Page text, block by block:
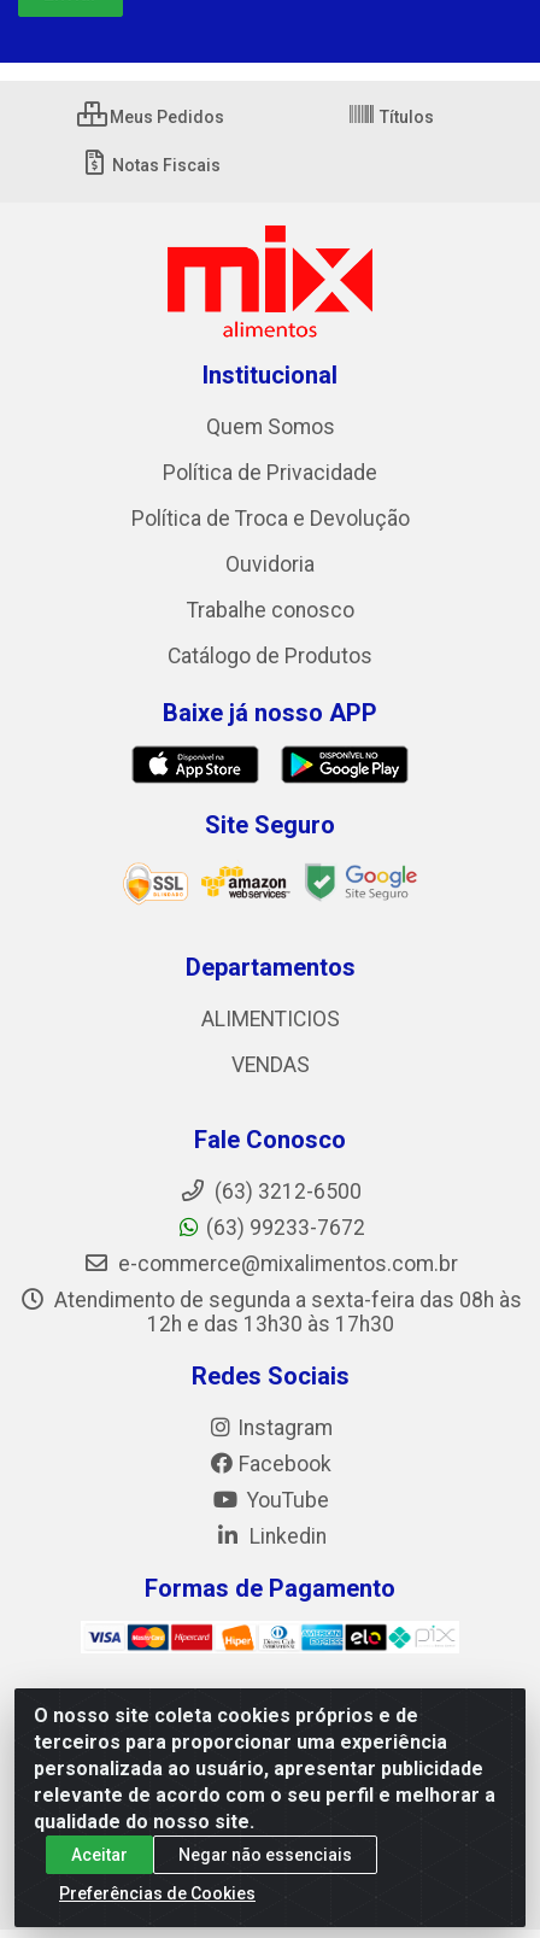
O nosso site coleta cookies próprios e de
terceiros para proporcionar uma experiência
personalizada ao usuário, apresentar publicidade
relevante de acordo com o seu perfil e melhorar a
qualidade do nosso site.
Aceitar
Negar não essenciais
Preferências de Cookies
Meus Pedidos Títulos
Notas Fiscais
Institucional
Quem Somos
Política de Privacidade
Política de Troca e Devolução
Ouvidoria
Trabalhe conosco
Catálogo de Produtos
Baixe já nosso APP
Site Seguro
Departamentos
ALIMENTICIOS
VENDAS
Fale Conosco
(63) 3212-6500
(63) 99233-7672
e-commerce@mixalimentos.com.br
Atendimento de segunda a sexta-feira das 08h às
12h e das 13h30 às 17h30
Redes Sociais
Instagram
Facebook
YouTube
Linkedin
Formas de Pagamento
Mix Alimentos LTDA - Quadra Asr Ne 55 (412 Norte), Alameda
02, S/N - Plano Diretor Norte, Palmas/TO - CEP 77.006-540 -
CNPJ 05.922.500/0001-02